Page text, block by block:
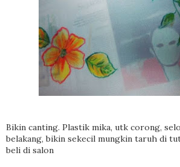
Bikin canting. Plastik mika, utk corong,
belakang, bikin sekecil mungkin taruh di
beli di salon